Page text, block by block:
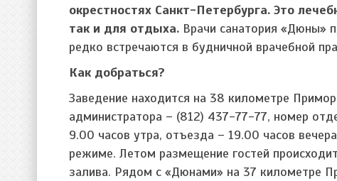
окрестностях Санкт-Петербурга. Это
так и для отдыха. Врачи санатория «Дюны»
редко встречаются в будничной врачебной
Как добраться?
Заведение находится на 38 километре
администратора – (812) 437-77-77, номер
9.00 часов утра, отъезда – 19.00 часов
режиме. Летом размещение гостей
залива. Рядом с «Дюнами» на 37 километре